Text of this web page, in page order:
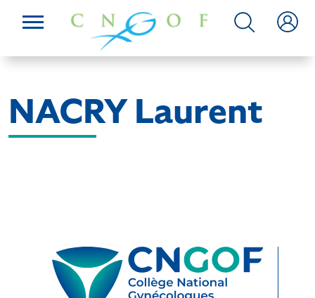
NACRY Laurent